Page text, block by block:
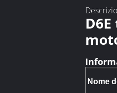
Nome